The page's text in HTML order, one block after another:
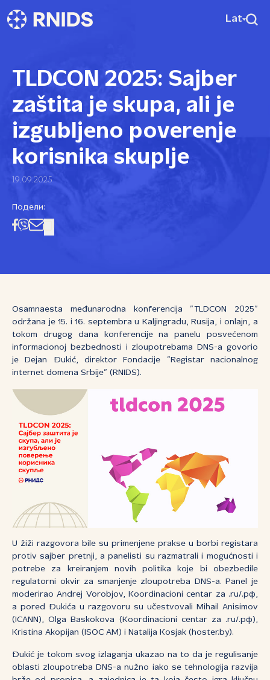
Lat
TLDCON 2025: Sajber
zaštita je skupa, ali je
izgubljeno poverenje
korisnika skuplje
19.09.2025
Подели:
Osamnaesta međunarodna konferencija ”TLDCON 2025”
održana je 15. i 16. septembra u Kaljingradu, Rusija, i onlajn, a
tokom drugog dana konferencije na panelu posvećenom
informacionoj bezbednosti i zloupotrebama DNS-a govorio
je Dejan Đukić, direktor Fondacije ”Registar nacionalnog
internet domena Srbije” (RNIDS).
U žiži razgovora bile su primenjene prakse u borbi registara
protiv sajber pretnji, a panelisti su razmatrali i mogućnosti i
potrebe za kreiranjem novih politika koje bi obezbedile
regulatorni okvir za smanjenje zloupotreba DNS-a. Panel je
moderirao Andrej Vorobjov, Koordinacioni centar za .ru/.рф,
a pored Đukića u razgovoru su učestvovali Mihail Anisimov
(ICANN), Olga Baskokova (Koordinacioni centar za .ru/.рф),
Kristina Akopijan (ISOC AM) i Natalija Kosjak (hoster.by).
Đukić je tokom svog izlaganja ukazao na to da je regulisanje
oblasti zloupotreba DNS-a nužno iako se tehnologija razvija